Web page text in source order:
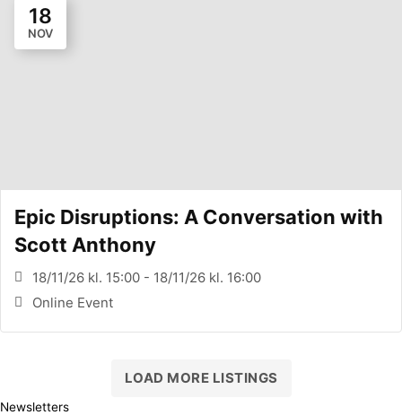
18
NOV
Epic Disruptions: A Conversation with
Scott Anthony
18/11/26 kl. 15:00 - 18/11/26 kl. 16:00
Online Event
LOAD MORE LISTINGS
Newsletters